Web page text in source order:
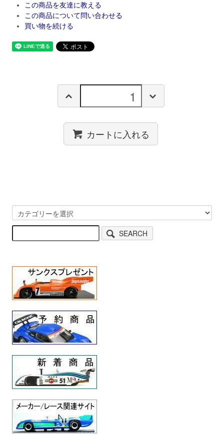
この商品を友達に教える
この商品について問い合わせる
買い物を続ける
カートに入れる
SEARCH